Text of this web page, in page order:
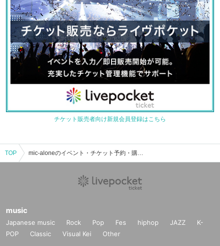
チケット販売者向け新規会員登録はこちら
TOP mic-aloneのイベント・チケット予約・購入・販売情報一覧
music
Japanese music Rock Pop Fes hiphop JAZZ
K-
POP
Classic Visual Kei Other